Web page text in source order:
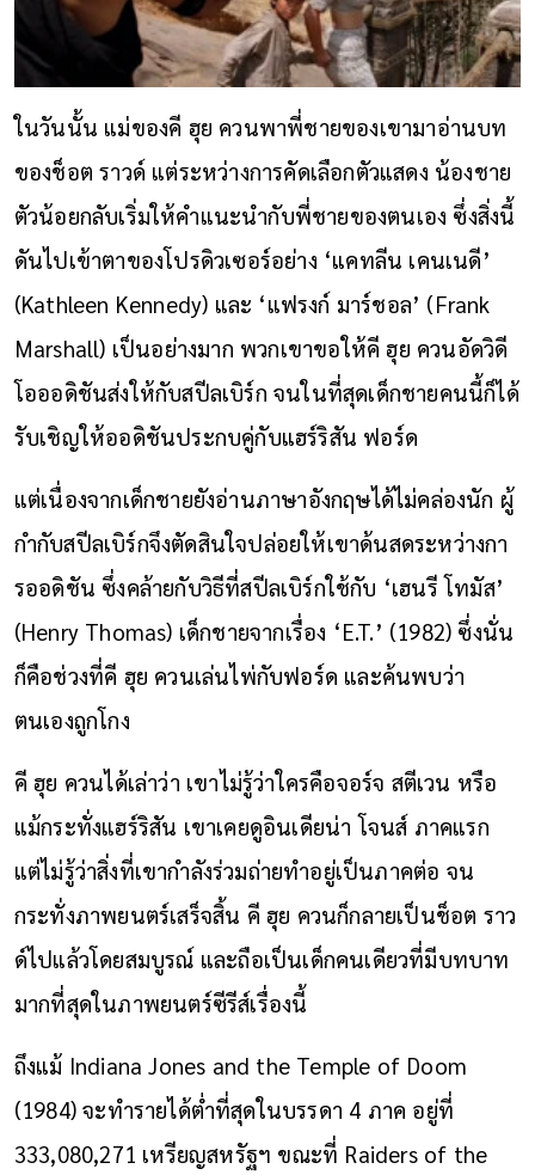
ในวันนั้น แม่ของคี ฮุย ควนพาพี่ชายของเขามาอ่านบท
ของช็อต ราวด์ แต่ระหว่างการคัดเลือกตัวแสดง น้องชาย
ตัวน้อยกลับเริ่มให้คำแนะนำกับพี่ชายของตนเอง ซึ่งสิ่งนี้
ดันไปเข้าตาของโปรดิวเซอร์อย่าง ‘แคทลีน เคนเนดี’
(Kathleen Kennedy) และ ‘แฟรงก์ มาร์ชอล’ (Frank
Marshall) เป็นอย่างมาก พวกเขาขอให้คี ฮุย ควนอัดวิดี
โอออดิชันส่งให้กับสปีลเบิร์ก จนในที่สุดเด็กชายคนนี้ก็ได้
รับเชิญให้ออดิชันประกบคู่กับแฮร์ริสัน ฟอร์ด
แต่เนื่องจากเด็กชายยังอ่านภาษาอังกฤษได้ไม่คล่องนัก ผู้
กำกับสปีลเบิร์กจึงตัดสินใจปล่อยให้เขาด้นสดระหว่างกา
รออดิชัน ซึ่งคล้ายกับวิธีที่สปีลเบิร์กใช้กับ ‘เฮนรี โทมัส’
(Henry Thomas) เด็กชายจากเรื่อง ‘E.T.’ (1982) ซึ่งนั่น
ก็คือช่วงที่คี ฮุย ควนเล่นไพ่กับฟอร์ด และค้นพบว่า
ตนเองถูกโกง
คี ฮุย ควนได้เล่าว่า เขาไม่รู้ว่าใครคือจอร์จ สตีเวน หรือ
แม้กระทั่งแฮร์ริสัน เขาเคยดูอินเดียน่า โจนส์ ภาคแรก
แต่ไม่รู้ว่าสิ่งที่เขากำลังร่วมถ่ายทำอยู่เป็นภาคต่อ จน
กระทั่งภาพยนตร์เสร็จสิ้น คี ฮุย ควนก็กลายเป็นช็อต ราว
ด์ไปแล้วโดยสมบูรณ์ และถือเป็นเด็กคนเดียวที่มีบทบาท
มากที่สุดในภาพยนตร์ซีรีส์เรื่องนี้
ถึงแม้ Indiana Jones and the Temple of Doom
(1984) จะทำรายได้ต่ำที่สุดในบรรดา 4 ภาค อยู่ที่
333,080,271 เหรียญสหรัฐฯ ขณะที่ Raiders of the